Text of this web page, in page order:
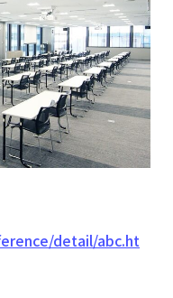
detail/abc.ht